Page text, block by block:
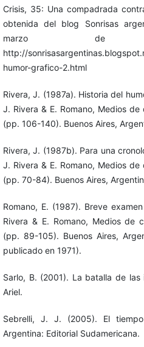
Crisis, 35: Una compadrada
obtenida del blog Sonrisas
marzo
http://
humor-grafico-2.html
Rivera, J. (1987a). Historia del
J. Rivera & E. Romano, Medios
(pp. 106-140). Buenos Aires,
Rivera, J. (1987b). Para una
J. Rivera & E. Romano, Medios
(pp. 70-84). Buenos Aires,
Romano, E. (1987). Breve
Rivera & E. Romano, Medios de
(pp. 89-105). Buenos Aires,
publicado en 1971).
Sarlo, B. (2001). La batalla de las
Ariel.
Sebrelli, J. J. (2005). El
Argentina: Editorial Sudamericana.